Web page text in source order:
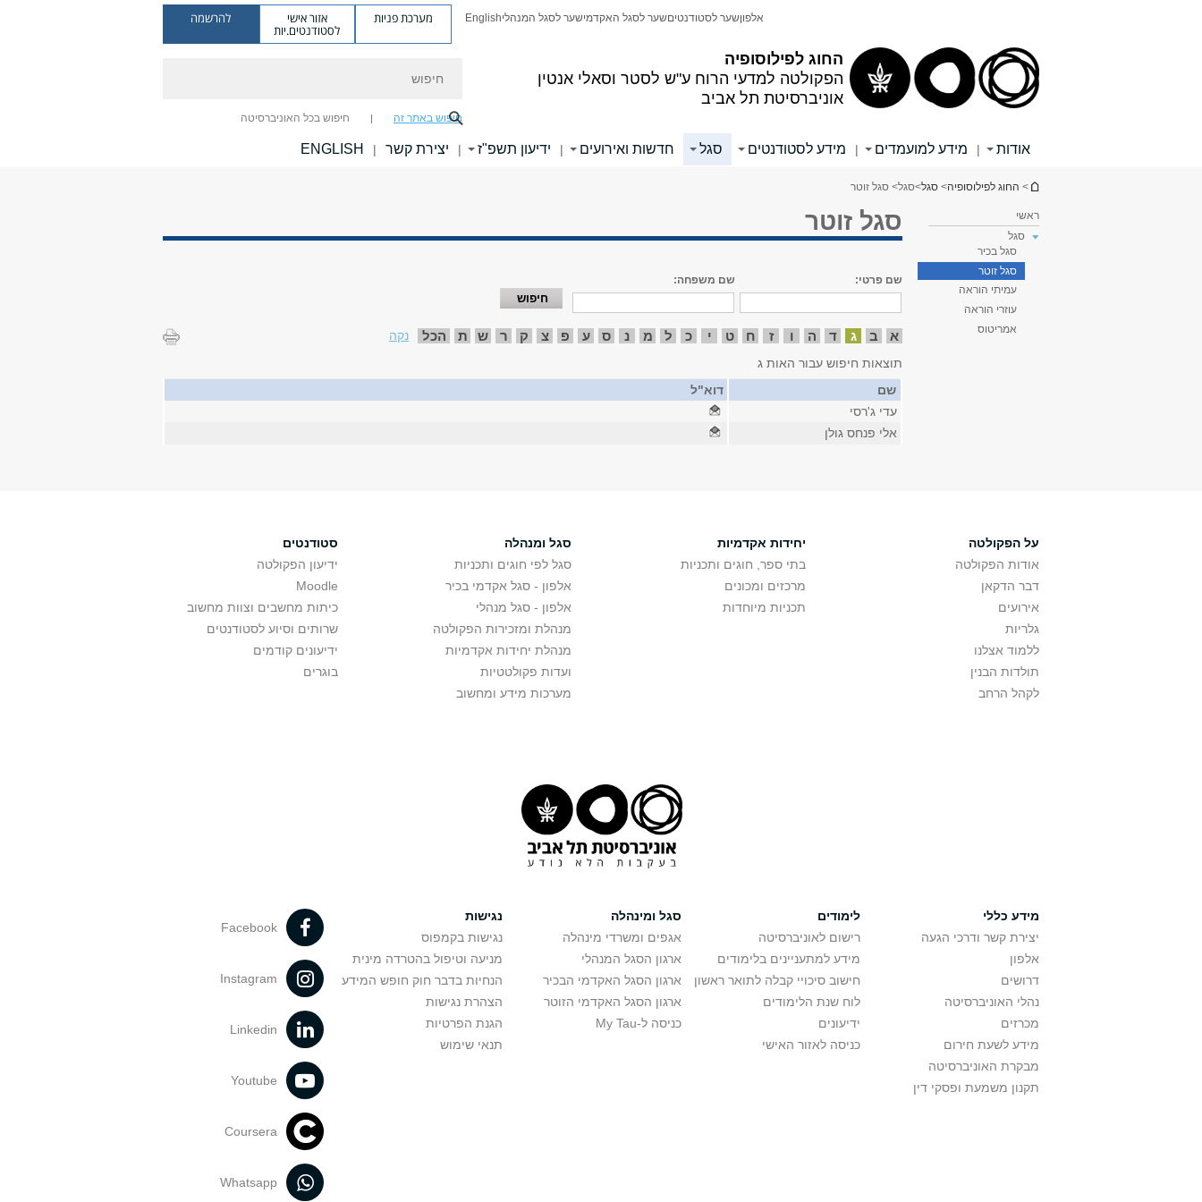
החוג לפילוסופיה
הפקולטה למדעי הרוח ע"ש לסטר וסאלי אנטין
אוניברסיטת תל אביב
אלפוןשער לסטודנטיםשער לסגל האקדמישער לסגל המנהליEnglish מערכת פניות אזור אישי
לסטודנטים.יות
להרשמה
חיפוש באתר זה חיפוש בכל האוניברסיטה
אודות | מידע למועמדים | מידע לסטודנטים סגל חדשות ואירועים | ידיעון תשפ"ז | יצירת קשר |
ENGLISH
הינך נמצא כאן
> החוג לפילוסופיה> סגל>סגל> סגל זוטר
ראשי
סגל
סגל בכיר
סגל זוטר
עמיתי הוראה
עוזרי הוראה
אמריטוס
סגל זוטר
שם פרטי: שם משפחה:
א ב ג ד ה ו ז ח ט י כ ל מ נ ס ע פ צ ק ר ש ת הכל
נקה
תוצאות חיפוש עבור האות ג
שם
דוא"ל
עדי ג'רסי
אלי פנחס גולן
על הפקולטה
אודות הפקולטה
דבר הדקאן
אירועים
גלריות
ללמוד אצלנו
תולדות הבנין
לקהל הרחב
יחידות אקדמיות
בתי ספר, חוגים ותכניות
מרכזים ומכונים
תכניות מיוחדות
סגל ומנהלה
סגל לפי חוגים ותכניות
אלפון - סגל אקדמי בכיר
אלפון - סגל מנהלי
מנהלת ומזכירות הפקולטה
מנהלת יחידות אקדמיות
ועדות פקולטטיות
מערכות מידע ומחשוב
סטודנטים
ידיעון הפקולטה
Moodle
כיתות מחשבים וצוות מחשוב
שרותים וסיוע לסטודנטים
ידיעונים קודמים
בוגרים
מידע כללי
יצירת קשר ודרכי הגעה
אלפון
דרושים
נהלי האוניברסיטה
מכרזים
מידע לשעת חירום
מבקרת האוניברסיטה
תקנון משמעת ופסקי דין
לימודים
רישום לאוניברסיטה
מידע למתעניינים בלימודים
חישוב סיכויי קבלה לתואר ראשון
לוח שנת הלימודים
ידיעונים
כניסה לאזור האישי
סגל ומינהלה
אגפים ומשרדי מינהלה
ארגון הסגל המנהלי
ארגון הסגל האקדמי הבכיר
ארגון הסגל האקדמי הזוטר
כניסה ל-My Tau
נגישות
נגישות בקמפוס
מניעה וטיפול בהטרדה מינית
הנחיות בדבר חוק חופש המידע
הצהרת נגישות
הגנת הפרטיות
תנאי שימוש
Facebook
Instagram
Linkedin
Youtube
Coursera
Whatsapp